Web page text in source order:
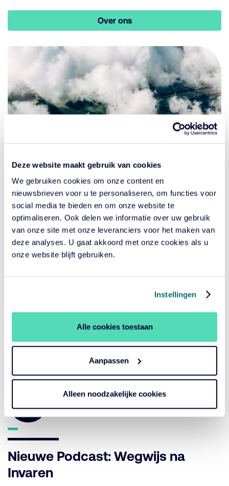
Deze website maakt gebruik van cookies
We gebruiken cookies om onze content en
nieuwsbrieven voor u te personaliseren, om functies voor
social media te bieden en om onze website te
optimaliseren. Ook delen we informatie over uw gebruik
van onze site met onze leveranciers voor het maken van
deze analyses. U gaat akkoord met onze cookies als u
onze website blijft gebruiken.
Instellingen
Alle cookies toestaan
Aanpassen
Alleen noodzakelijke cookies
Over ons
Samen vooruit
Al 25 jaar lopen we voorop in risicomanagement en
duurzaam én impactvol beleggen. We beheren €60
of langer samen – gedreven door gedeelde missie.
Ons verhaal
Laatste nieuws
Nieuwe Podcast: Wegwijs na
Invaren